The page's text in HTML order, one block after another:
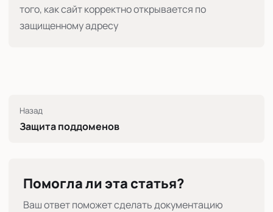
того, как сайт корректно открывается по
защищенному адресу
Назад
Защита поддоменов
Помогла ли эта статья?
Ваш ответ поможет сделать документацию